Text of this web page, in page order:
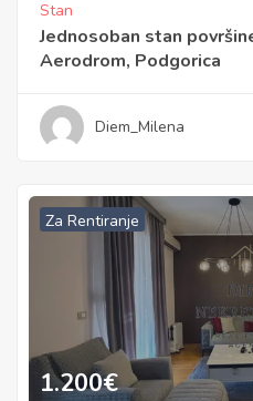
Stan
Jednosoban stan
Aerodrom, Podgorica
Diem_Milena
Za Rentiranje
1.200€